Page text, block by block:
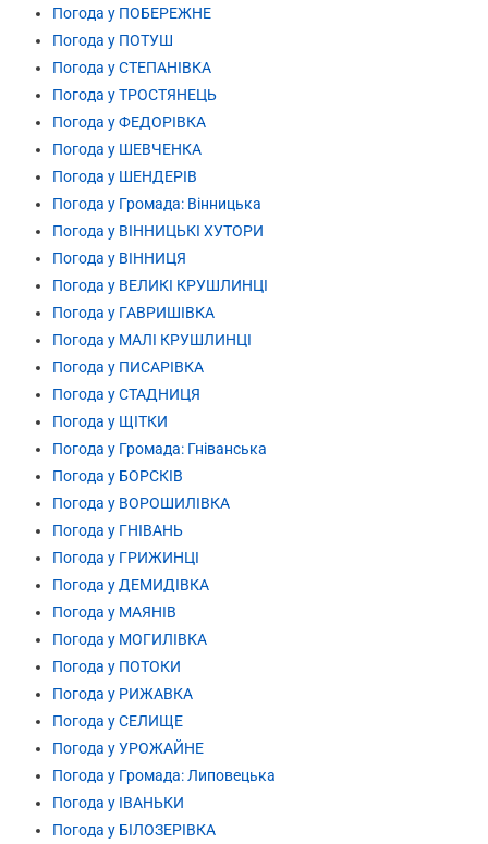
Погода у ПОБЕРЕЖНЕ
Погода у ПОТУШ
Погода у СТЕПАНІВКА
Погода у ТРОСТЯНЕЦЬ
Погода у ФЕДОРІВКА
Погода у ШЕВЧЕНКА
Погода у ШЕНДЕРІВ
Погода у Громада: Вінницька
Погода у ВІННИЦЬКІ ХУТОРИ
Погода у ВІННИЦЯ
Погода у ВЕЛИКІ КРУШЛИНЦІ
Погода у ГАВРИШІВКА
Погода у МАЛІ КРУШЛИНЦІ
Погода у ПИСАРІВКА
Погода у СТАДНИЦЯ
Погода у ЩІТКИ
Погода у Громада: Гніванська
Погода у БОРСКІВ
Погода у ВОРОШИЛІВКА
Погода у ГНІВАНЬ
Погода у ГРИЖИНЦІ
Погода у ДЕМИДІВКА
Погода у МАЯНІВ
Погода у МОГИЛІВКА
Погода у ПОТОКИ
Погода у РИЖАВКА
Погода у СЕЛИЩЕ
Погода у УРОЖАЙНЕ
Погода у Громада: Липовецька
Погода у ІВАНЬКИ
Погода у БІЛОЗЕРІВКА